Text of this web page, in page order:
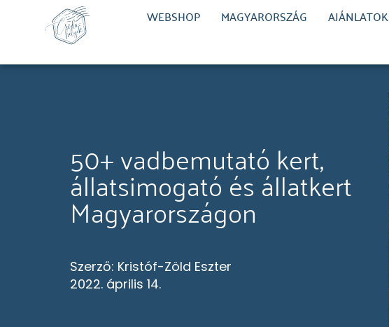
WEBSHOP MAGYARORSZÁG AJÁNLATOK
50+ vadbemutató kert,
állatsimogató és állatkert
Magyarországon
Szerző: Kristóf-Zöld Eszter
2022. április 14.